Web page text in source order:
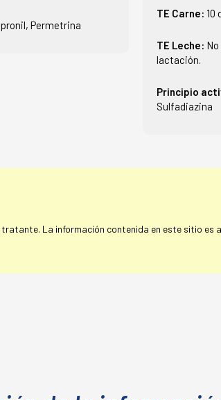
Permetrina
TE Carne: 10
TE Leche:
lactación.
Principio
Sulfadiazina
La información contenida en este sitio es